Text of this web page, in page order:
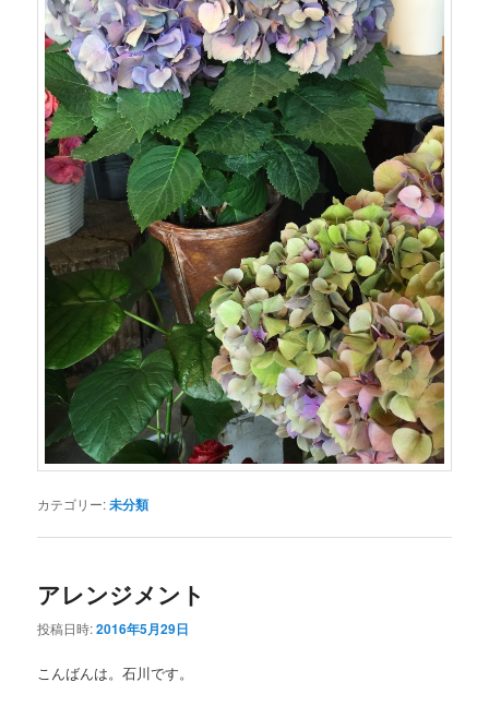
カテゴリー:未分類
アレンジメント
投稿日時:2016年5月29日
こんばんは。石川です。